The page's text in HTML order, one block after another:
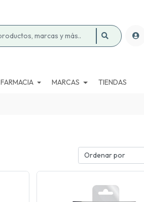
FARMACIA MARCAS TIENDAS